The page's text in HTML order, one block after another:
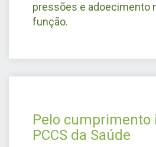
pressões e adoecimento
função.
Pelo cumprimento
PCCS da Saúde